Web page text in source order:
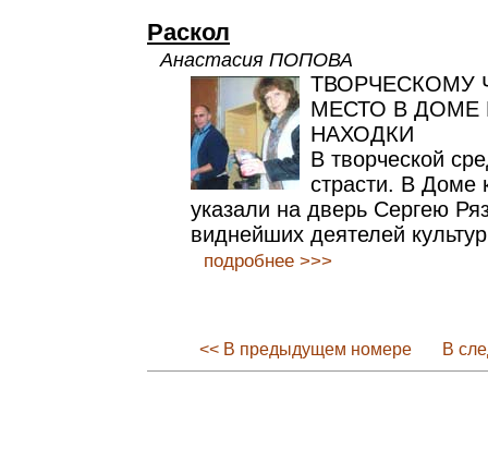
Раскол
Анастасия ПОПОВА
ТВОРЧЕСКОМУ
МЕСТО В ДОМЕ
НАХОДКИ
В творческой
страсти. В Доме
указали на дверь Сергею
виднейших деятелей
подробнее >>>
<< В предыдущем номере В